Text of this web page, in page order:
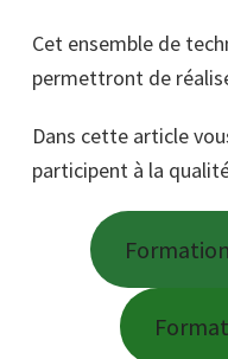
Cet ensemble de
permettront de
Dans cette article
participent à la